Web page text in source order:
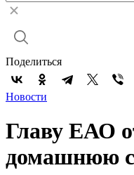
Поделиться
Новости
Главу ЕАО
домашнюю